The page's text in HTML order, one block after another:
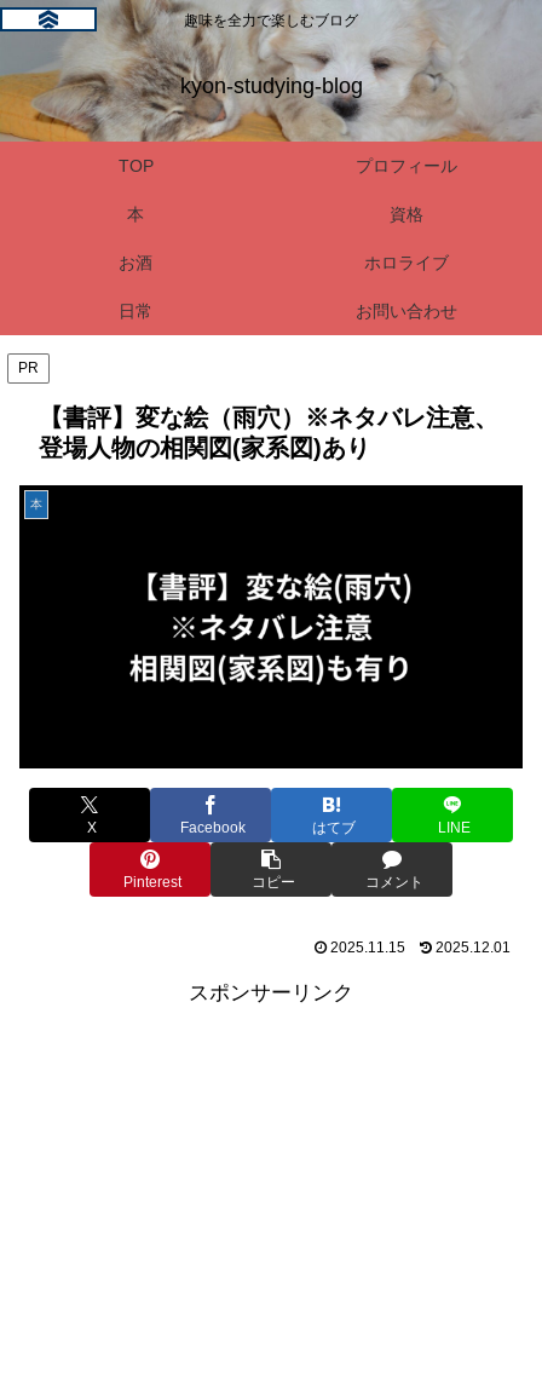
趣味を全力で楽しむブログ
kyon-studying-blog
TOP プロフィール
本 資格
お酒 ホロライブ
日常 お問い合わせ
PR
【書評】変な絵（雨穴）※ネタバレ注意、
登場人物の相関図(家系図)あり
本
X Facebook はてブ LINE
Pinterest コピー コメント
2025.11.15 2025.12.01
スポンサーリンク